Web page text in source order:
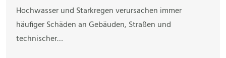
Hochwasser und Starkregen verursachen immer
häufiger Schäden an Gebäuden, Straßen und
technischer…